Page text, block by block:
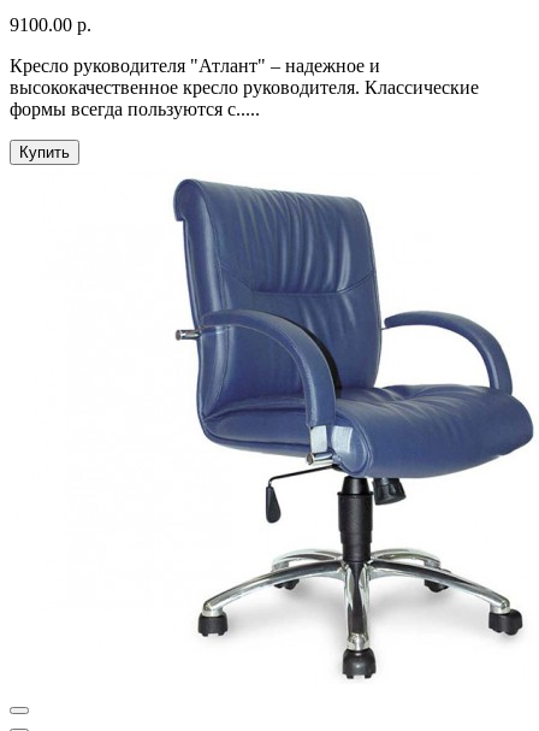
9100.00 р.
Кресло руководителя "Атлант" – надежное и
высококачественное кресло руководителя. Классические
формы всегда пользуются с.....
Купить